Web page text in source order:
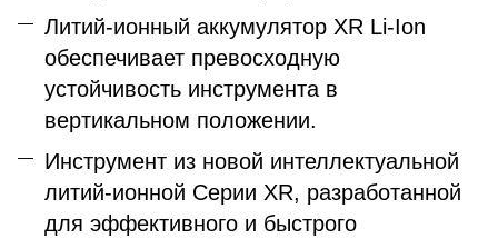
Литий-ионный аккумулятор XR Li-Ion
обеспечивает превосходную
устойчивость инструмента в
вертикальном положении.
Инструмент из новой интеллектуальной
литий-ионной Серии XR, разработанной
для эффективного и быстрого